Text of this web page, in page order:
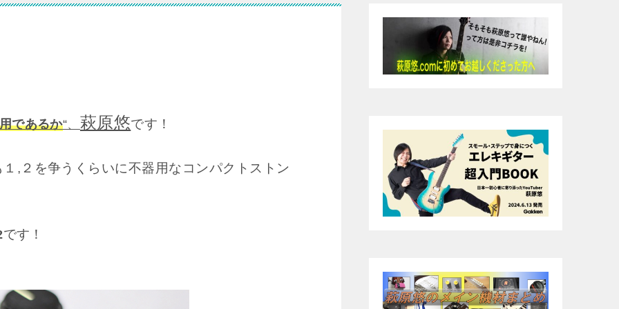
であるか“、 萩原悠です！
,２を争うくらいに不器用なコンパクトストン
です！